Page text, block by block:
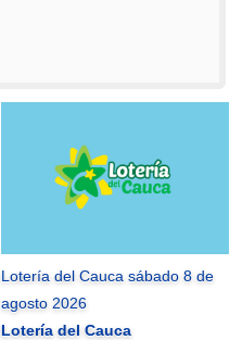
Lotería del Cauca sábado 8 de
agosto 2026
Lotería del Cauca